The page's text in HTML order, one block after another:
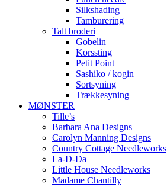
Silkshading
Tamburering
Talt broderi
Gobelin
Korssting
Petit Point
Sashiko / kogin
Sortsyning
Trækkesyning
MØNSTER
Tille’s
Barbara Ana Designs
Carolyn Manning Designs
Country Cottage Needleworks
La-D-Da
Little House Needleworks
Madame Chantilly